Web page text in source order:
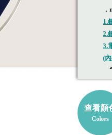
．
1.
2.
3.
(
．
銀
查看顏
Colors